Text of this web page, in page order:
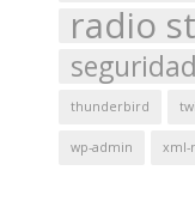
radio
seguridad
thunderbird
wp-admin xml-